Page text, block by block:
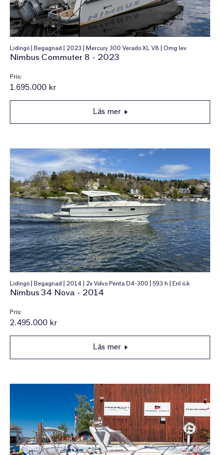
Lidingö | Begagnad | 2023 | Mercury 300 Verado XL V8 | Omg lev
Nimbus Commuter 8 - 2023
Pris:
1.695.000 kr
Läs mer
Lidingö | Begagnad | 2014 | 2x Volvo Penta D4-300 | 593 h | Enl ö.k
Nimbus 34 Nova - 2014
Pris:
2.495.000 kr
Läs mer